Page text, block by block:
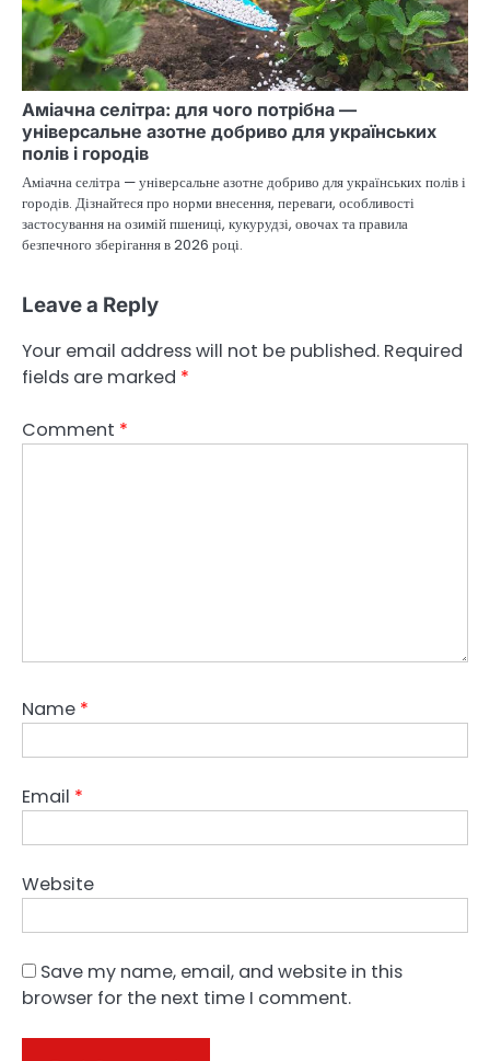
Аміачна селітра: для чого потрібна —
універсальне азотне добриво для українських
полів і городів
Аміачна селітра — універсальне азотне добриво для українських полів і
городів. Дізнайтеся про норми внесення, переваги, особливості
застосування на озимій пшениці, кукурудзі, овочах та правила
безпечного зберігання в 2026 році.
Leave a Reply
Your email address will not be published. Required
fields are marked *
Comment *
Name *
Email *
Website
Save my name, email, and website in this
browser for the next time I comment.